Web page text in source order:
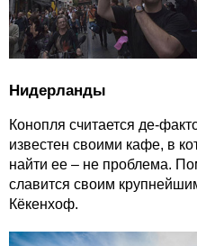
Нидерланды
Конопля считается де-
известен своими кафе, в
найти ее – не проблема.
славится своим
Кёкенхоф.